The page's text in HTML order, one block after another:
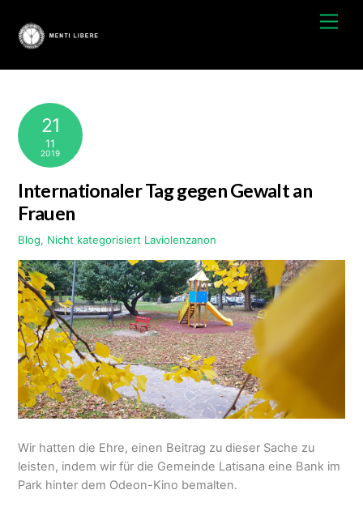
Inhalt
springen
21
11
2019
Internationaler Tag gegen Gewalt an
Frauen
Blog, Nicht kategorisiert Laviolenzanon
Wir hatten die Ehre, einen Beitrag zu dieser Sache zu
leisten, indem wir für die Gemeinde Latisana eine Bank im
Park hinter dem Odeon-Kino bemalten.